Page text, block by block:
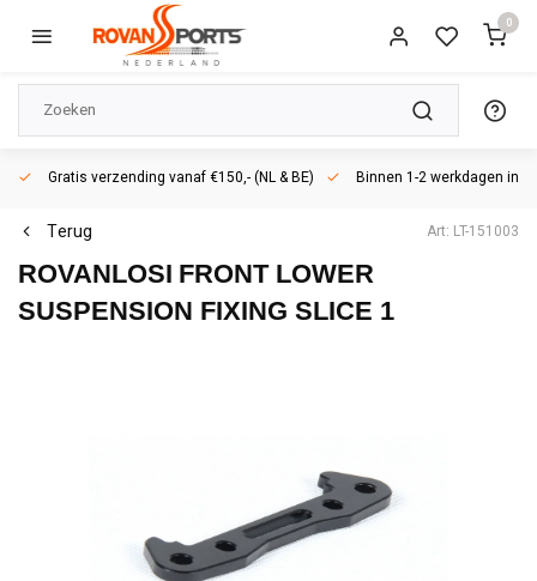
0
Gratis verzending vanaf €150,- (NL & BE) Binnen 1-2 werkdagen in
Terug Art: LT-151003
ROVANLOSI FRONT LOWER
SUSPENSION FIXING SLICE 1